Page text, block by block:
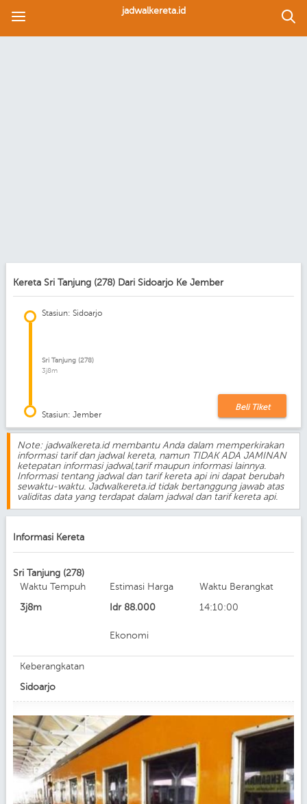
jadwalkereta.id
Kereta Sri Tanjung (278) Dari Sidoarjo Ke Jember
Stasiun: Sidoarjo
Sri Tanjung (278)
3j8m
Stasiun: Jember
Beli Tiket
Note: jadwalkereta.id membantu Anda dalam memperkirakan
informasi tarif dan jadwal kereta, namun TIDAK ADA JAMINAN
ketepatan informasi jadwal,tarif maupun informasi lainnya.
Informasi tentang jadwal dan tarif kereta api ini dapat berubah
sewaktu-waktu. Jadwalkereta.id tidak bertanggung jawab atas
validitas data yang terdapat dalam jadwal dan tarif kereta api.
Informasi Kereta
Sri Tanjung (278)
Waktu Tempuh
3j8m
Estimasi Harga
Idr 88.000
Ekonomi
Waktu Berangkat
14:10:00
Keberangkatan
Sidoarjo